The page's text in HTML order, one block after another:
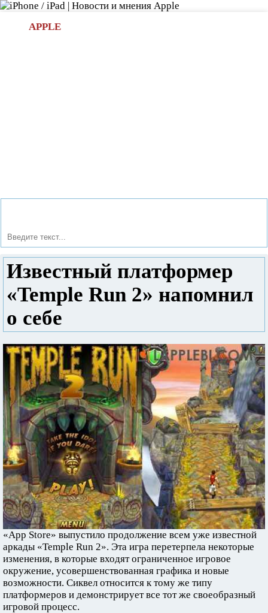
APPLE
Известный платформер
«Temple Run 2» напомнил
о себе
«App Store» выпустило продолжение всем уже известной
аркады «Temple Run 2». Эта игра перетерпела некоторые
изменения, в которые входят ограниченное игровое
окружение, усовершенствованная графика и новые
возможности. Сиквел относится к тому же типу
платформеров и демонстрирует все тот же своеобразный
игровой процесс.